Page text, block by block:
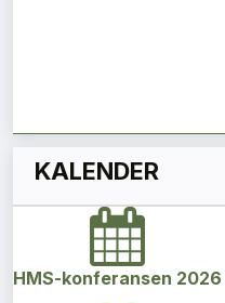
KALENDER
HMS-konferansen 2026